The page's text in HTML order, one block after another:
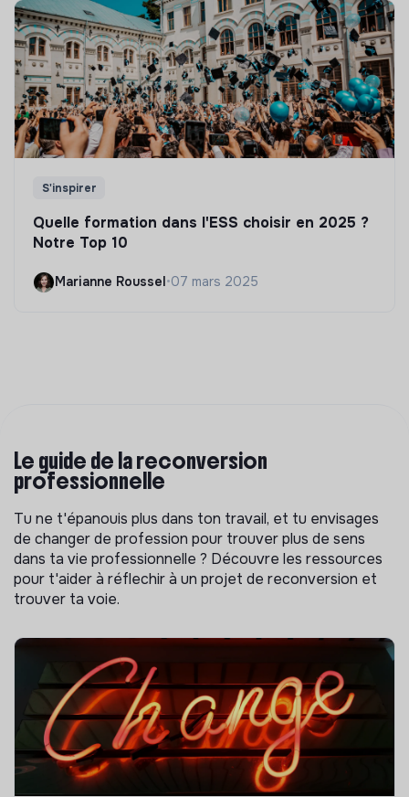
S'inspirer
Quelle formation dans l'ESS choisir en 2025 ?
Notre Top 10
Marianne Roussel •07 mars 2025
Le guide de la reconversion
professionnelle
Tu ne t'épanouis plus dans ton travail, et tu envisages
de changer de profession pour trouver plus de sens
dans ta vie professionnelle ? Découvre les ressources
pour t'aider à réflechir à un projet de reconversion et
trouver ta voie.